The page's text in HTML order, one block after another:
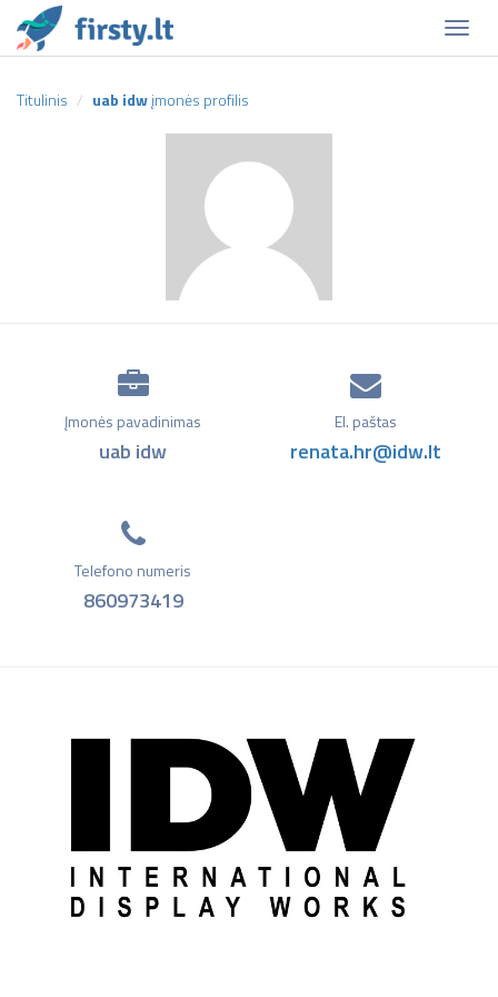
Titulinis uab idwįmonės profilis
Įmonės pavadinimas
uab idw
El. paštas
renata.hr@idw.lt
Telefono numeris
860973419